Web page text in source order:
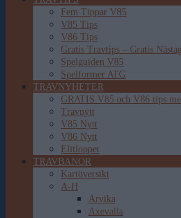
Fem Tippar V85
V85 Tips
V86 Tips
Gratis Travtips – Gratis
Spelguiden V85
Spelformer ATG
TRAVNYHETER
GRATIS V85 och V86 tips
Travnytt
V85 Nytt
V86 Nytt
Elitloppet
TRAVBANOR
Kartöversikt
A-H
Arvika
Axevalla